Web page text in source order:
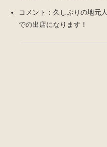
コメント：久しぶりの地元
での出店になります！